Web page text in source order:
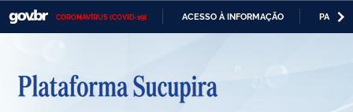
CORONAVÍRUS (COVID-19) ACESSO À INFORMAÇÃO
Casa Civil
Ministério da Defesa